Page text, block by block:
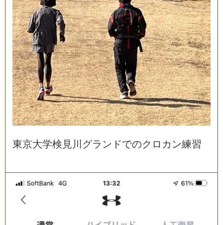
東京大学検 見 川 グラ ン ドでのク ロ カ ン練習